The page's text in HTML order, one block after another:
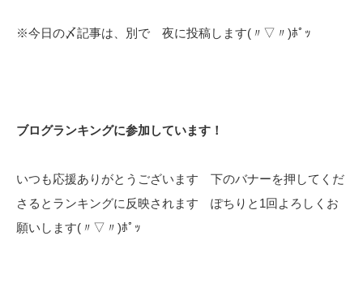
※今日の〆記事は、別で 夜に投稿します(〃▽〃)ﾎﾟｯ
ブログランキングに参加しています！
いつも応援ありがとうございます 下のバナーを押してくだ
さるとランキングに反映されます ぽちりと1回よろしくお
願いします(〃▽〃)ﾎﾟｯ